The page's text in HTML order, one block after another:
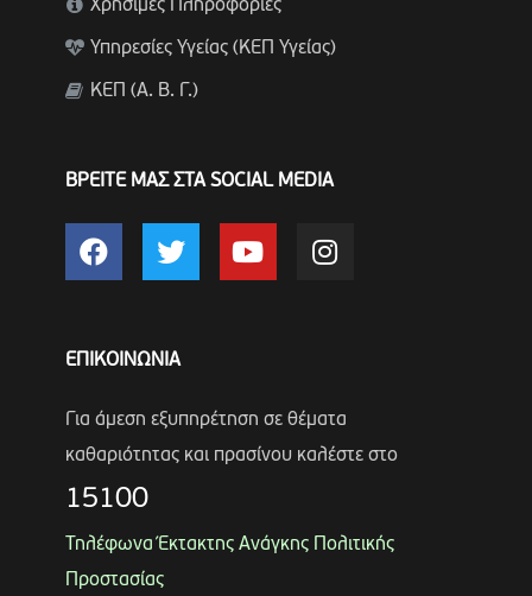
Χρήσιμες Πληροφορίες
Υπηρεσίες Υγείας (ΚΕΠ Υγείας)
ΚΕΠ (Α. Β. Γ.)
ΒΡΕΙΤΕ ΜΑΣ ΣΤΑ SOCIAL MEDIA
ΕΠΙΚΟΙΝΩΝΙΑ
Για άμεση εξυπηρέτηση σε θέματα
καθαριότητας και πρασίνου καλέστε στο
15100
Τηλέφωνα Έκτακτης Ανάγκης Πολιτικής
Προστασίας